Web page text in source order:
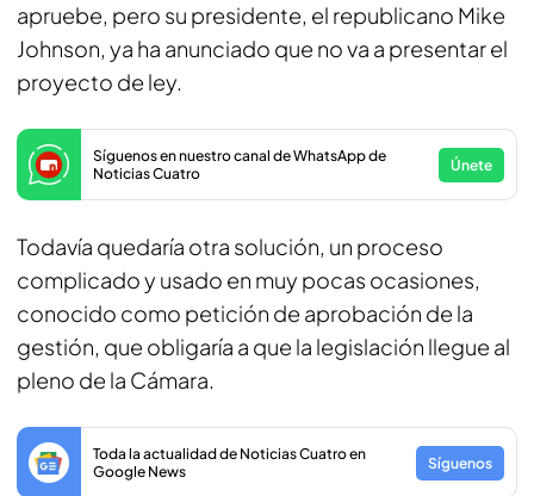
apruebe, pero su presidente, el republicano Mike
Johnson, ya ha anunciado que no va a presentar el
proyecto de ley.
Síguenos en nuestro canal de WhatsApp de
Noticias Cuatro
Únete
Todavía quedaría otra solución, un proceso
complicado y usado en muy pocas ocasiones,
conocido como petición de aprobación de la
gestión, que obligaría a que la legislación llegue al
pleno de la Cámara.
Toda la actualidad de Noticias Cuatro en
Google News
Síguenos